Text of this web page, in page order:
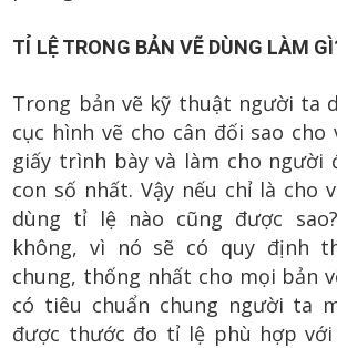
TỈ LỆ TRONG BẢN VẼ DÙNG LÀM
Trong bản vẽ kỹ thuật người ta
cục hình vẽ cho cân đối sao cho
giấy trình bày và làm cho người
con số nhất. Vậy nếu chỉ là cho
dùng tỉ lệ nào cũng được
không, vì nó sẽ có quy định
chung, thống nhất cho mọi bản
có tiêu chuẩn chung người ta
được thước đo tỉ lệ phù hợp với